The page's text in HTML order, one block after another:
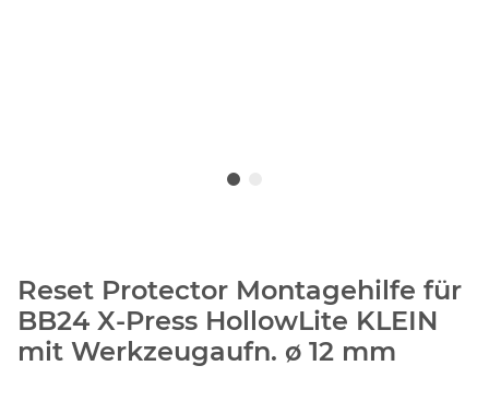
Reset Protector Montagehilfe für
BB24 X-Press HollowLite KLEIN
mit Werkzeugaufn. ø 12 mm